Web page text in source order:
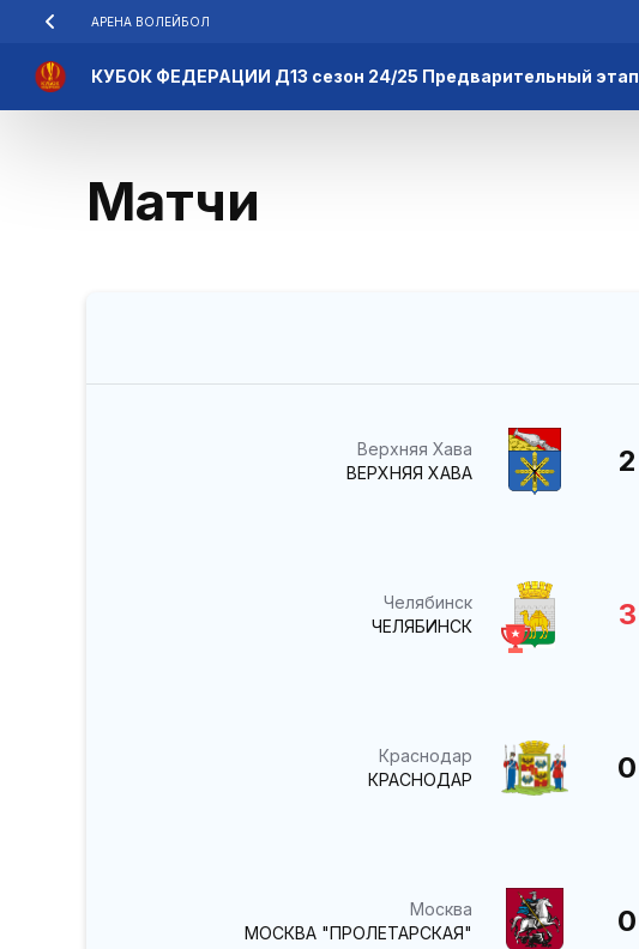
АРЕНА ВОЛЕЙБОЛ
КУБОК ФЕДЕРАЦИИ Д13 сезон 24/25 Предварительный этап
Матчи
Верхняя Хава
ВЕРХНЯЯ ХАВА
2
Челябинск
ЧЕЛЯБИНСК
3
Краснодар
КРАСНОДАР
0
Москва
МОСКВА "ПРОЛЕТАРСКАЯ"
0